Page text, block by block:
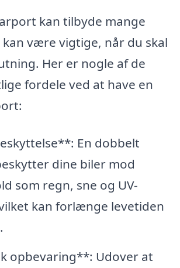
kan tilbyde mange
være vigtige, når du skal
Her er nogle af de
fordele ved at have en
En dobbelt
dine biler mod
som regn, sne og UV-
kan forlænge levetiden
opbevaring**: Udover at